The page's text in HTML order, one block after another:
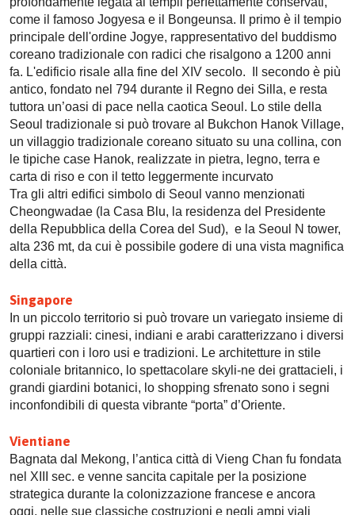
come il famoso Jogyesa e il Bongeunsa. Il primo è il tempio
principale dell'ordine Jogye, rappresentativo del buddismo
coreano tradizionale con radici che risalgono a 1200 anni
fa. L'edificio risale alla fine del XIV secolo. Il secondo è più
antico, fondato nel 794 durante il Regno dei Silla, e resta
tuttora un’oasi di pace nella caotica Seoul. Lo stile della
Seoul tradizionale si può trovare al Bukchon Hanok Village,
un villaggio tradizionale coreano situato su una collina, con
le tipiche case Hanok, realizzate in pietra, legno, terra e
carta di riso e con il tetto leggermente incurvato
Tra gli altri edifici simbolo di Seoul vanno menzionati
Cheongwadae (la Casa Blu, la residenza del Presidente
della Repubblica della Corea del Sud), e la Seoul N tower,
alta 236 mt, da cui è possibile godere di una vista magnifica
della città.
Singapore
In un piccolo territorio si può trovare un variegato insieme di
gruppi razziali: cinesi, indiani e arabi caratterizzano i diversi
quartieri con i loro usi e tradizioni. Le architetture in stile
coloniale britannico, lo spettacolare skyli-ne dei grattacieli, i
grandi giardini botanici, lo shopping sfrenato sono i segni
inconfondibili di questa vibrante “porta” d’Oriente.
Vientiane
Bagnata dal Mekong, l’antica città di Vieng Chan fu fondata
nel XIII sec. e venne sancita capitale per la posizione
strategica durante la colonizzazione francese e ancora
oggi, nelle sue classiche costruzioni e negli ampi viali